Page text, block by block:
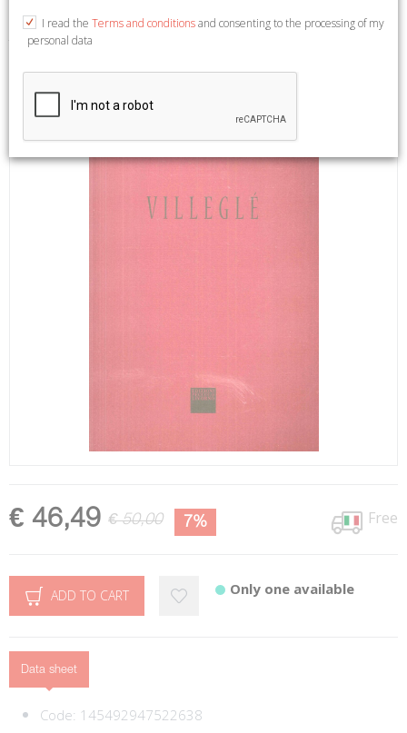
Testo Italiano e Francese. Livorno, 2014; br., pp. 32, 13 ill. col.,
13 tavv. col., cm 23x33,5. (Memorie d'Artista. 37).
€ 46,49 € 50,00 7% Free
ADD TO CART Only one available
Data sheet
Code: 145492947522638
I read the Terms and conditionsand consenting to the processing of my
personal data